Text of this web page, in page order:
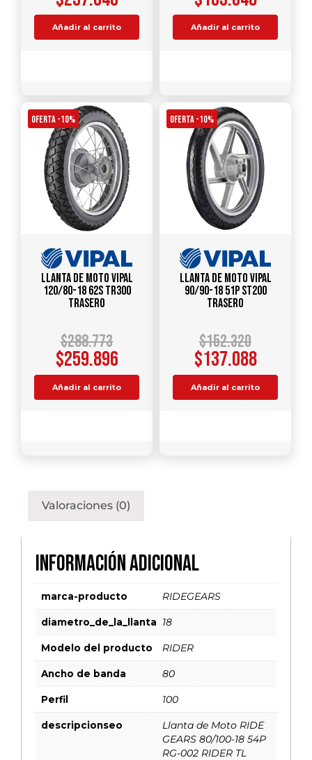
Añadir al carrito Añadir al carrito
OFERTA -10%
Llanta de Moto Vipal
120/80-18 62S TR300
Trasero
$288.773
$259.896
Añadir al carrito
OFERTA -10%
Llanta de Moto Vipal
90/90-18 51P ST200
Trasero
$152.320
$137.088
Añadir al carrito
Valoraciones (0)
Información adicional
marca-producto RIDEGEARS
diametro_de_la_llanta 18
Modelo del producto RIDER
Ancho de banda 80
Perfil 100
descripcionseo
Llanta de Moto RIDE
GEARS 80/100-18 54P
RG-002 RIDER TL